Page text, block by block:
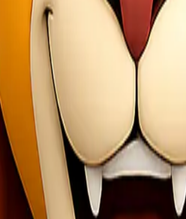
sekadar janji cepat, tetapi berdasarkan jadwal
opsi layanan yang bisa disesuaikan
standar operasional. Kami memahami
hingga membantu perhitungan estimasi
secara rutin, memiliki partner ekspedisi
Jakarta Tanjung Pinang?